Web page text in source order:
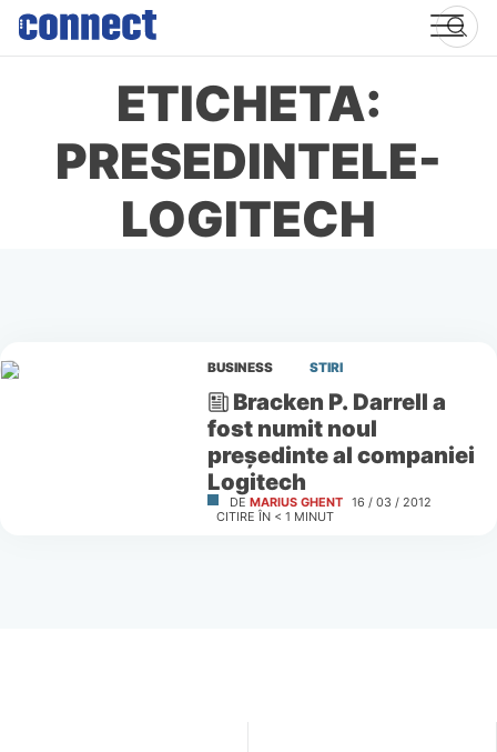
Skip
content
ETICHETA:
PRESEDINTELE-
LOGITECH
BUSINESS STIRI
Bracken P. Darrell a
fost numit noul
preşedinte al companiei
Logitech
DE MARIUS GHENT 16 / 03 / 2012
CITIRE ÎN < 1 MINUT